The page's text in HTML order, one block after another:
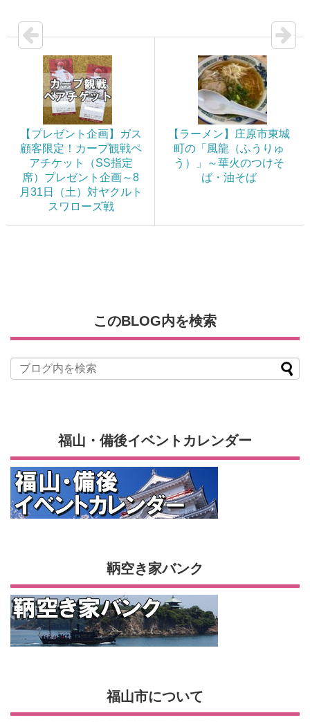
【プレゼント企画】ガス
顧客限定！カープ観戦ペ
アチケット（SS指定
席）プレゼント企画～8
月31日（土）対ヤクルト
スワローズ戦
【ラーメン】庄原市東城
町の「風龍（ふうりゅ
う）」～華火のつけそ
ば・油そば
このBLOG内を検索
福山・備後イベントカレンダー
鞆空き家バンク
福山市について